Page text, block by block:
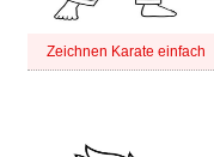
Zeichnen Karate einfach